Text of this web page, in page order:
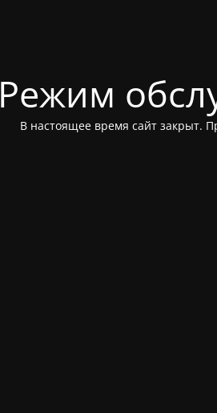
Режим
В настоящее время сайт закрыт.